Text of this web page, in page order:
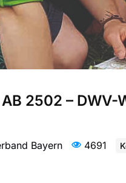
2502 – DWV-
Bayern 4691